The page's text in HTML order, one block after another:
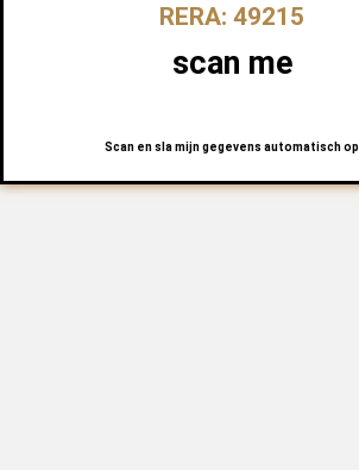
RERA: 49215
scan me
Scan en sla mijn gegevens automatisch op